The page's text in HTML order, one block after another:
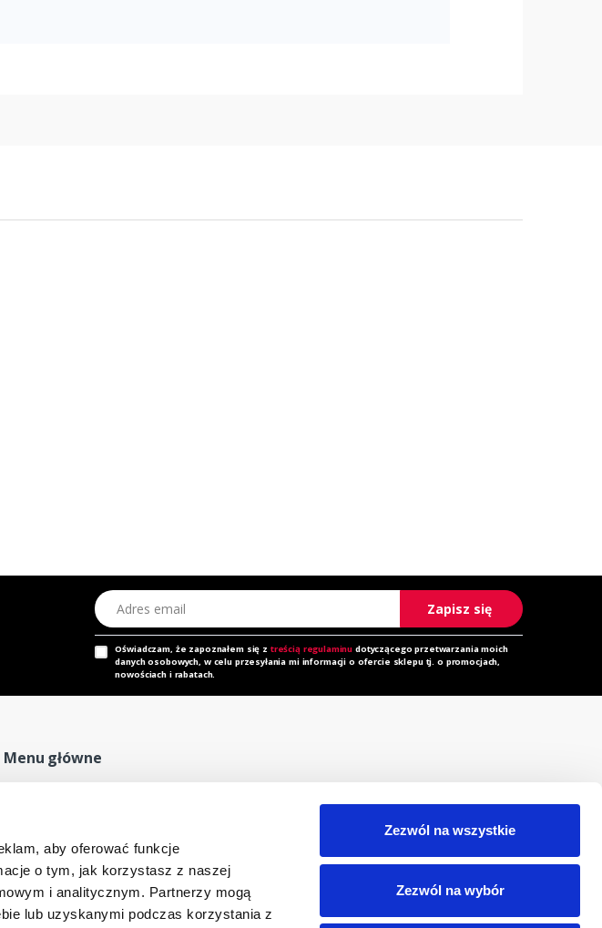
aby oferować funkcje
o tym, jak korzystasz z naszej
i analitycznym. Partnerzy mogą
lub uzyskanymi podczas korzystania z
Zezwól na wszystkie
Zezwól na wybór
Adres email
Zapisz się
Oświadczam, że zapoznałem się z treścią regulaminu dotyczącego przetwarzania moich
danych osobowych, w celu przesyłania mi informacji o ofercie sklepu tj. o promocjach,
nowościach i rabatach.
Menu główne
Moje konto
Promocje
Kontakt
Reklamacja
Do pobrania
Polityka prywatności i